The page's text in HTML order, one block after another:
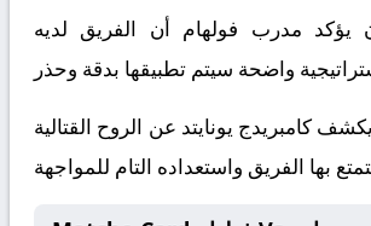
يؤكد مدرب فولهام أن الفريق لديه
واضحة سيتم تطبيقها بدقة وحذر
كامبريدج يونايتد عن الروح القتالية
بها الفريق واستعداده التام للمواجهة